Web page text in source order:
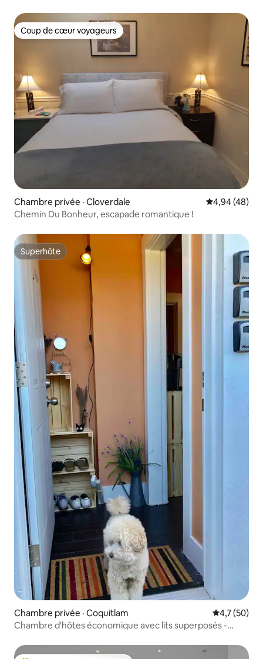
Coup de cœur voyageurs
Coup de cœur voyageurs
Chambre privée · Cloverdale Note
4,94 (48)
Chemin Du Bonheur, escapade romantique !
Superhôte
Superhôte
Chambre privée · Coquitlam Note
4,7 (50)
Chambre d'hôtes économique avec lits superposés -